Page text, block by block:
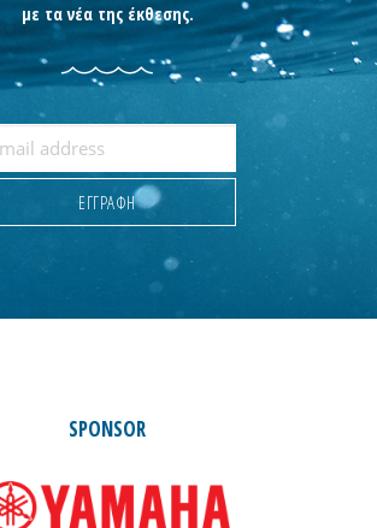
με τα νέα της έκθεσης.
SPONSOR